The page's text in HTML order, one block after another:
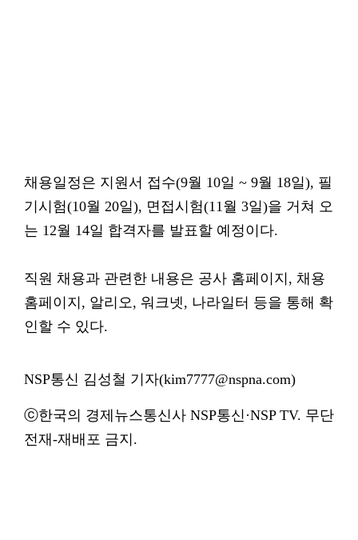
채용일정은 지원서 접수(9월 10일 ~ 9월 18일), 필
기시험(10월 20일), 면접시험(11월 3일)을 거쳐 오
는 12월 14일 합격자를 발표할 예정이다.
직원 채용과 관련한 내용은 공사 홈페이지, 채용
홈페이지, 알리오, 워크넷, 나라일터 등을 통해 확
인할 수 있다.
NSP통신 김성철 기자(kim7777@nspna.com)
ⓒ한국의 경제뉴스통신사 NSP통신·NSP TV. 무단
전재-재배포 금지.